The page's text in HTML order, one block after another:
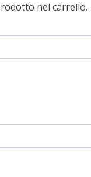
nel carrello.